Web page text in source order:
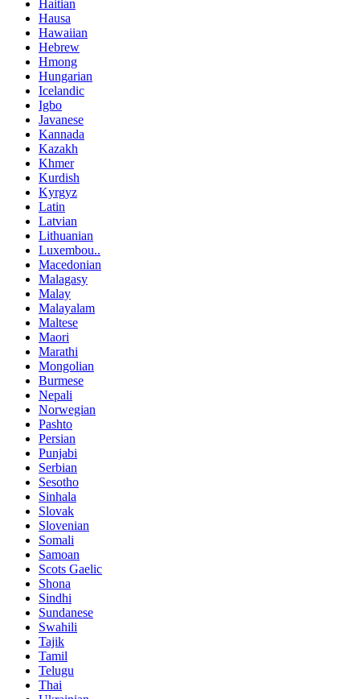
Haitian
Hausa
Hawaiian
Hebrew
Hmong
Hungarian
Icelandic
Igbo
Javanese
Kannada
Kazakh
Khmer
Kurdish
Kyrgyz
Latin
Latvian
Lithuanian
Luxembou..
Macedonian
Malagasy
Malay
Malayalam
Maltese
Maori
Marathi
Mongolian
Burmese
Nepali
Norwegian
Pashto
Persian
Punjabi
Serbian
Sesotho
Sinhala
Slovak
Slovenian
Somali
Samoan
Scots Gaelic
Shona
Sindhi
Sundanese
Swahili
Tajik
Tamil
Telugu
Thai